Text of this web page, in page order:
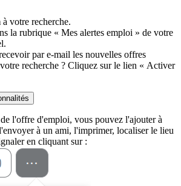
votre recherche.
la rubrique « Mes alertes emploi » de votre
par e-mail les nouvelles offres
recherche ? Cliquez sur le lien « Activer
l'offre d'emploi, vous pouvez l'ajouter à
à un ami, l'imprimer, localiser le lieu
en cliquant sur :